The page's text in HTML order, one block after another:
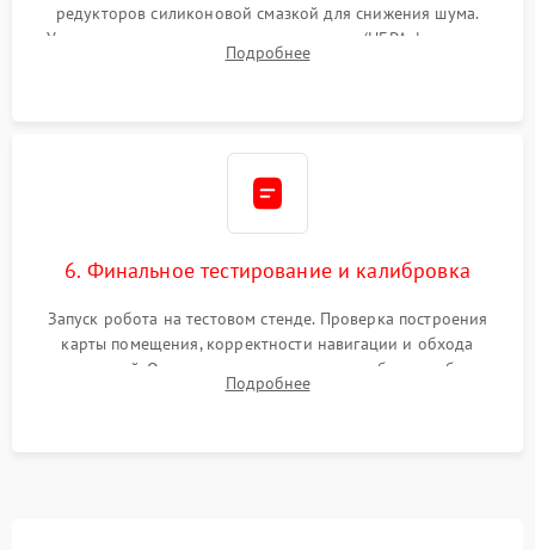
редукторов силиконовой смазкой для снижения шума.
Установка новых расходных материалов (HEPA-фильтров,
микрофибры, щеток). Надежная фиксация разъемов и
Подробнее
6. Финальное тестирование и калибровка
Запуск робота на тестовом стенде. Проверка построения
карты помещения, корректности навигации и обхода
препятствий. Оценка силы всасывания и работы турбины.
Тестирование автоматического возврата на док-станцию и
Подробнее